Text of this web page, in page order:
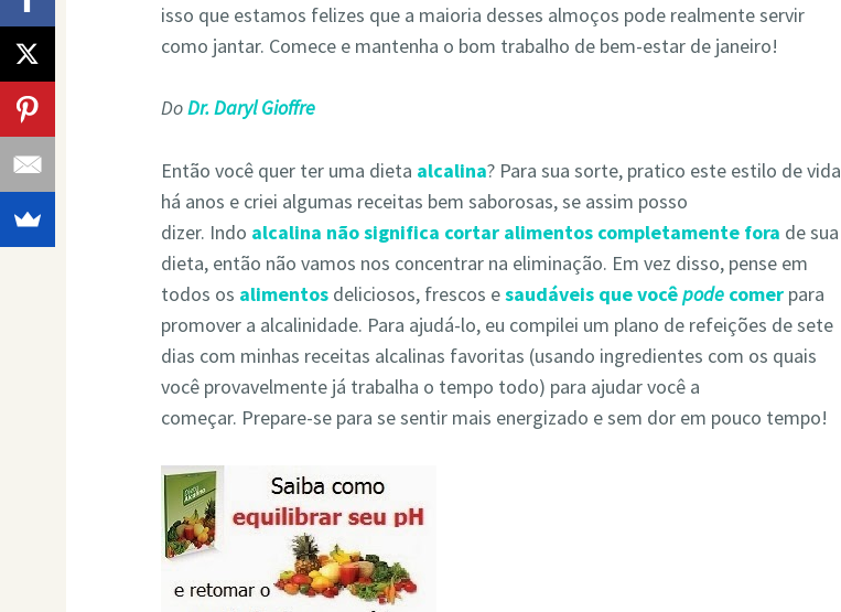
isso que estamos felizes que a maioria desses almoços pode realmente servir
como jantar. Comece e mantenha o bom trabalho de bem-estar de janeiro!
DoDr. Daryl Gioffre
Então você quer ter uma dieta alcalina? Para sua sorte, pratico este estilo de vida
há anos e criei algumas receitas bem saborosas, se assim posso
dizer. Indo alcalina não significa cortar alimentos completamente fora de sua
dieta, então não vamos nos concentrar na eliminação. Em vez disso, pense em
todos os alimentos deliciosos, frescos esaudáveis ​​que vocêpode comer para
promover a alcalinidade. Para ajudá-lo, eu compilei um plano de refeições de sete
dias com minhas receitas alcalinas favoritas (usando ingredientes com os quais
você provavelmente já trabalha o tempo todo) para ajudar você a
começar. Prepare-se para se sentir mais energizado e sem dor em pouco tempo!